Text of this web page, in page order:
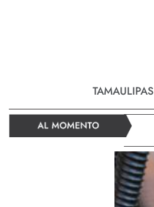
TAMAULIPAS